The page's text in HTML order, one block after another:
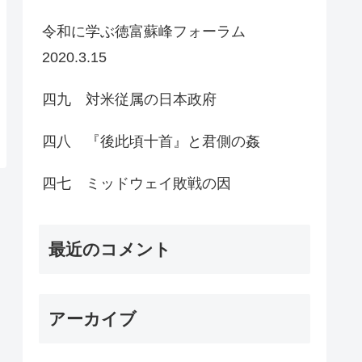
令和に学ぶ徳富蘇峰フォーラム
2020.3.15
四九 対米従属の日本政府
四八 『後此頃十首』と君側の姦
四七 ミッドウェイ敗戦の因
最近のコメント
アーカイブ